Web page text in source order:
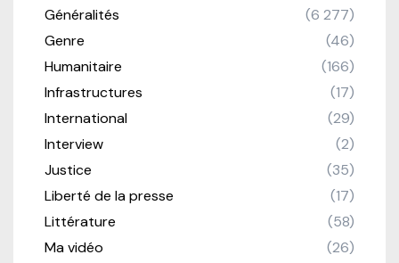
Généralités
(6 277)
Genre
(46)
Humanitaire
(166)
Infrastructures
(17)
International
(29)
Interview
(2)
Justice
(35)
Liberté de la presse
(17)
Littérature
(58)
Ma vidéo
(26)